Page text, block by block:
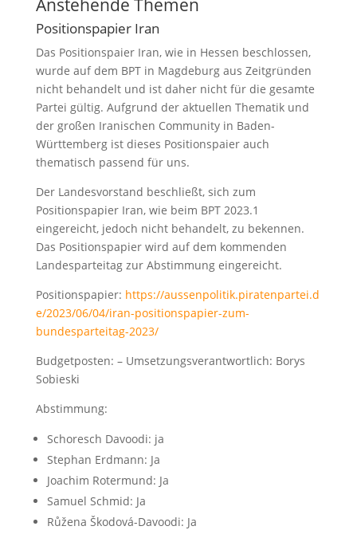
Anstehende Themen
Positionspapier Iran
Das Positionspaier Iran, wie in Hessen beschlossen,
wurde auf dem BPT in Magdeburg aus Zeitgründen
nicht behandelt und ist daher nicht für die gesamte
Partei gültig. Aufgrund der aktuellen Thematik und
der großen Iranischen Community in Baden-
Württemberg ist dieses Positionspaier auch
thematisch passend für uns.
Der Landesvorstand beschließt, sich zum
Positionspapier Iran, wie beim BPT 2023.1
eingereicht, jedoch nicht behandelt, zu bekennen.
Das Positionspapier wird auf dem kommenden
Landesparteitag zur Abstimmung eingereicht.
Positionspapier: https://aussenpolitik.piratenpartei.d
e/2023/06/04/iran-positionspapier-zum-
bundesparteitag-2023/
Budgetposten: – Umsetzungsverantwortlich: Borys
Sobieski
Abstimmung:
Schoresch Davoodi: ja
Stephan Erdmann: Ja
Joachim Rotermund: Ja
Samuel Schmid: Ja
Růžena Škodová-Davoodi: Ja